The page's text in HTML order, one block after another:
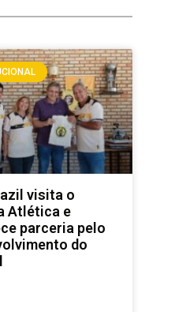
visita o
Atlética e
parceria pelo
do